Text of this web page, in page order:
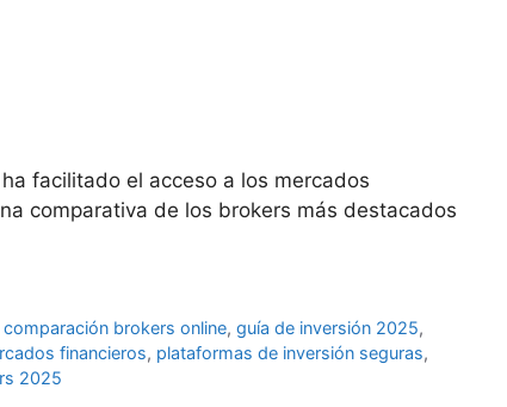
facilitado el acceso a los mercados
comparativa de los brokers más destacados
comparación brokers online,guía de inversión 2025,
financieros, plataformas de inversión seguras,
2025